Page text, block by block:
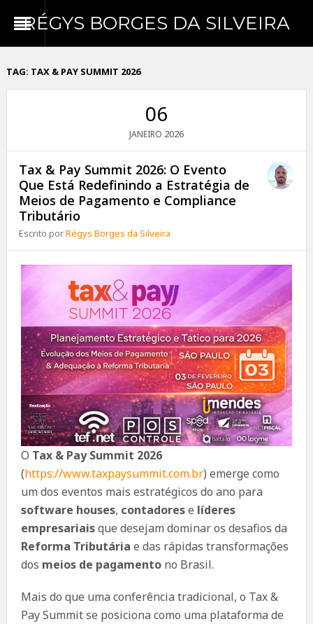
RÉGYS BORGES DA SILVEIRA
TAG: TAX & PAY SUMMIT 2026
06
JANEIRO 2026
Tax & Pay Summit 2026: O Evento
Que Está Redefinindo a Estratégia de
Meios de Pagamento e Compliance
Tributário
Escrito porRégys Borges da Silveira
O Tax & Pay Summit 2026
(https://www.taxpaysummit.com.br) emerge como
um dos eventos mais estratégicos do ano para
software houses, contadorese líderes
empresariaisque desejam dominar os desafios da
Reforma Tributária e das rápidas transformações
dos meios de pagamentono Brasil.
Mais do que uma conferência tradicional, o Tax &
Pay Summit se posiciona como uma plataforma de